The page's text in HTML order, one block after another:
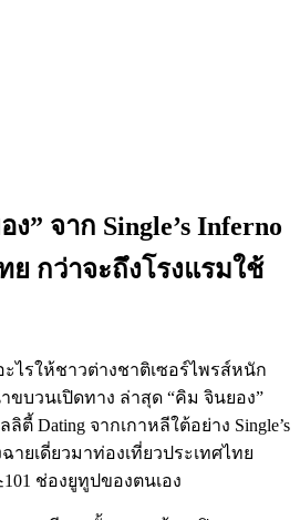
” จาก Single’s Inferno
ย กว่าจะถึงโรงแรมใช้
ะไรให้ชาวต่างชาติเซอร์ไพรส์หนัก
บวนเปิดทาง ล่าสุด “คิม จินยอง”
ตี้ Dating จากเกาหลีใต้อย่าง Single’s
ายเดี่ยวมาท่องเที่ยวประเทศไทย
ช่องยูทูปของตนเอง